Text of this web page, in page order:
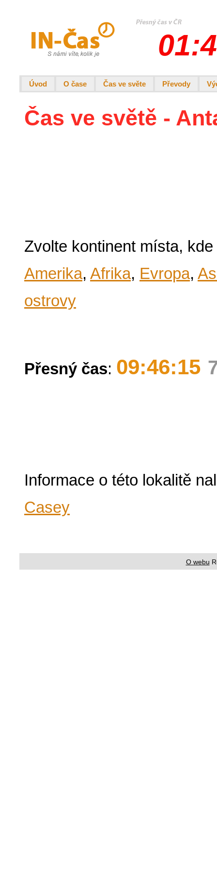
Úvod O čase Čas ve světe Převody
Čas ve světě -
Zvolte kontinent místa,
Amerika, Afrika, Evropa,
ostrovy
Přesný čas: 09:46:15
Informace o této lokalitě
Casey
O webu